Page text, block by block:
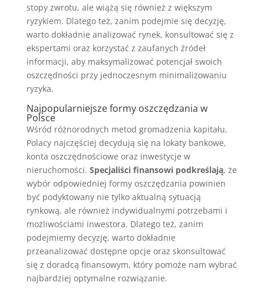
stopy zwrotu, ale wiążą się również z większym
ryzykiem. Dlatego też, zanim podejmie się decyzję,
warto dokładnie analizować rynek, konsultować się z
ekspertami oraz korzystać z zaufanych źródeł
informacji, aby maksymalizować potencjał swoich
oszczędności przy jednoczesnym minimalizowaniu
ryzyka.
Najpopularniejsze formy oszczędzania w
Polsce
Wśród różnorodnych metod gromadzenia kapitału,
Polacy najczęściej decydują się na lokaty bankowe,
konta oszczędnościowe oraz inwestycje w
nieruchomości. Specjaliści finansowi podkreślają, że
wybór odpowiedniej formy oszczędzania powinien
być podyktowany nie tylko aktualną sytuacją
rynkową, ale również indywidualnymi potrzebami i
możliwościami inwestora. Dlatego też, zanim
podejmiemy decyzję, warto dokładnie
przeanalizować dostępne opcje oraz skonsultować
się z doradcą finansowym, który pomoże nam wybrać
najbardziej optymalne rozwiązanie.